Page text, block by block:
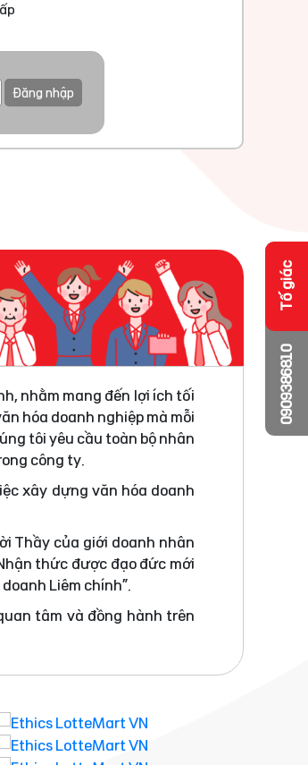
Đăng nhập
nhằm mang đến lợi ích tối
hóa doanh nghiệp mà mỗi
tôi yêu cầu toàn bộ nhân
công ty.
xây dựng văn hóa doanh
Thầy của giới doanh nhân
thức được đạo đức mới
Liêm chính”.
tâm và đồng hành trên
0909386810
Tố giác